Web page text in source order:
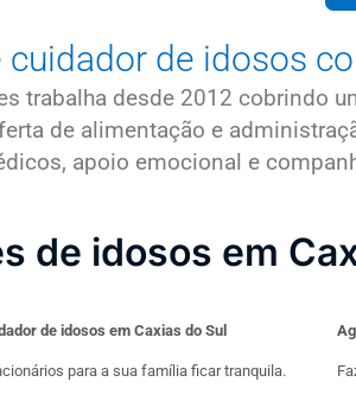
cuidador de idosos
trabalha desde 2012 cobrindo
de alimentação e
apoio emocional e
de idosos em
de idosos em Caxias do Sul
para a sua família ficar tranquila.